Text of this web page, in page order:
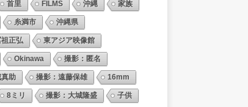
首里 FILMS 沖縄 家族
糸満市 沖縄県
正弘 東アジア映像館
Okinawa 撮影：匿名
助 撮影：遠藤保雄 16mm
8ミリ 撮影：大城隆盛 子供